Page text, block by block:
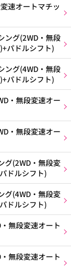
速オートマチッ
グ(2WD・無段
パドルシフト)
グ(4WD・無段
パドルシフト)
・無段変速オー
・無段変速オー
(2WD・無段変
ドルシフト)
(4WD・無段変
ドルシフト)
無段変速オート
無段変速オート